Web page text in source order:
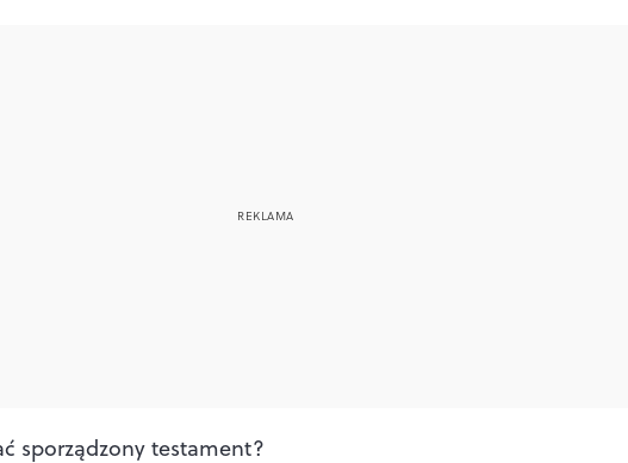
sporządzony testament?